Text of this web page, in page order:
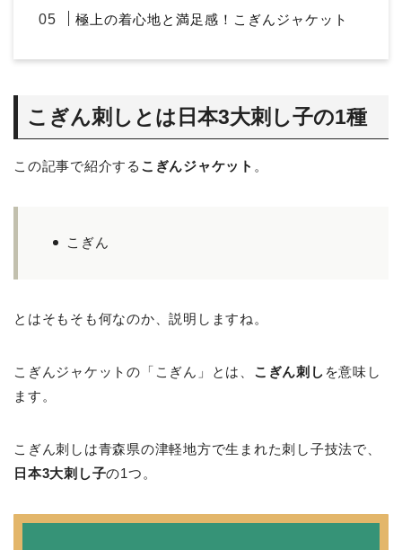
極上の着心地と満足感！こぎんジャケット
こぎん刺しとは日本3大刺し子の1種
この記事で紹介する こぎんジャケット 。
こぎん
とはそもそも何なのか、説明しますね。
こぎんジャケットの「こぎん」とは、 こぎん刺し を意味し
ます。
こぎん刺しは青森県の津軽地方で生まれた刺し子技法で、
日本3大刺し子の1つ。